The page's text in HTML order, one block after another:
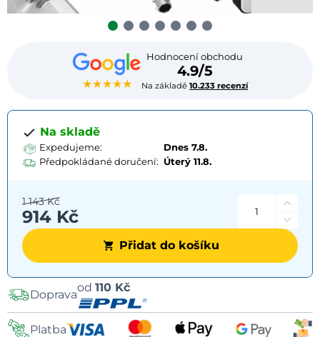
★★★★★
Hodnocení obchodu
4.9/5
Na základě10.233 recenzí
Na skladě
Expedujeme:
Dnes 7.8.
Předpokládané doručení: Úterý 11.8.
914 Kč
1 143 Kč
Přidat do košíku
Dopravaod 110 Kč
Platba